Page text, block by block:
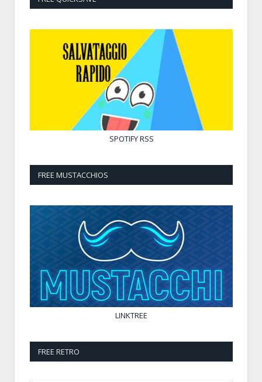
SPOTIFYRSS
FREE MUSTACCHIOS
LINKTREE
FREE RETRO